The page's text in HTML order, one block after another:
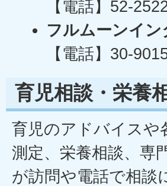
【電話】52-
フルムーンイ
【電話】30-
育児相談・栄養
育児のアドバイスや
測定、栄養相談、専
が訪問や電話で相談